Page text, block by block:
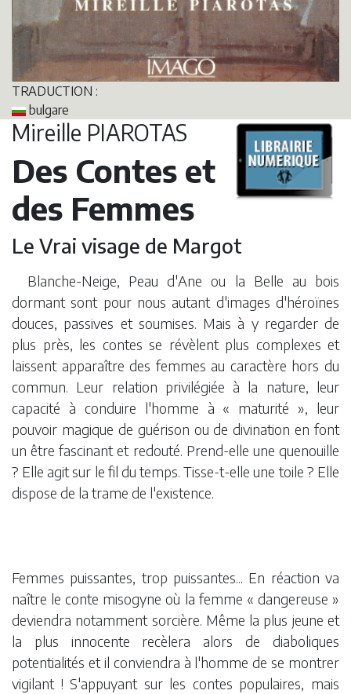
TRADUCTION :
bulgare
Mireille PIAROTAS
Des Contes et
des Femmes
Le Vrai visage de Margot
Blanche-Neige, Peau d'Ane ou la Belle au bois
dormant sont pour nous autant d'images d'héroïnes
douces, passives et soumises. Mais à y regarder de
plus près, les contes se révèlent plus complexes et
laissent apparaître des femmes au caractère hors du
commun. Leur relation privilégiée à la nature, leur
capacité à conduire l'homme à « maturité », leur
pouvoir magique de guérison ou de divination en font
un être fascinant et redouté. Prend-elle une quenouille
? Elle agit sur le fil du temps. Tisse-t-elle une toile ? Elle
dispose de la trame de l'existence.
Femmes puissantes, trop puissantes... En réaction va
naître le conte misogyne où la femme « dangereuse »
deviendra notamment sorcière. Même la plus jeune et
la plus innocente recèlera alors de diaboliques
potentialités et il conviendra à l'homme de se montrer
vigilant ! S'appuyant sur les contes populaires, mais